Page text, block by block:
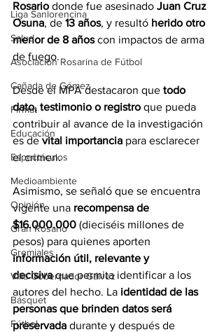
Liga Sanlorencina
Salud
Asociación Rosarina de Fútbol
Cañada de Gómez
Firmat
Educación
Espectáculos
Medioambiente
Opinión
Gran Rosario
Gremiales
Villa Gobernador Gálvez
Básquet
Fútbol
Rosario donde fue asesinado Juan Cruz
Osuna, de 13 años, y resultó herido otro
menor de 8 años con impactos de arma
de fuego.
Desde el MPA destacaron que todo
dato, testimonio o registro que pueda
contribuir al avance de la investigación
es de vital importancia para esclarecer
el crimen.
Asimismo, se señaló que se encuentra
vigente una recompensa de
$16.000.000 (dieciséis millones de
pesos) para quienes aporten
información útil, relevante y
decisiva que permita identificar a los
autores del hecho. La identidad de las
personas que brinden datos será
preservada durante y después de